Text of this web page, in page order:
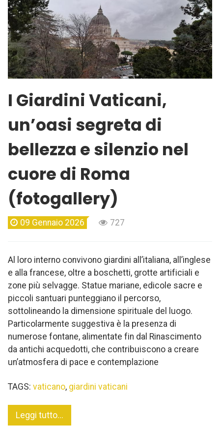
I Giardini Vaticani,
un’oasi segreta di
bellezza e silenzio nel
cuore di Roma
(fotogallery)
09 Gennaio 2026 727
Al loro interno convivono giardini all’italiana, all’inglese
e alla francese, oltre a boschetti, grotte artificiali e
zone più selvagge. Statue mariane, edicole sacre e
piccoli santuari punteggiano il percorso,
sottolineando la dimensione spirituale del luogo.
Particolarmente suggestiva è la presenza di
numerose fontane, alimentate fin dal Rinascimento
da antichi acquedotti, che contribuiscono a creare
un’atmosfera di pace e contemplazione
TAGS: vaticano, giardini vaticani
Leggi tutto...